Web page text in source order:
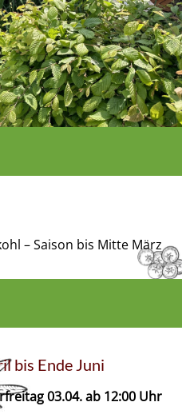
– Saison bis Mitte März
bis Ende Juni
03.04. ab 12:00 Uhr